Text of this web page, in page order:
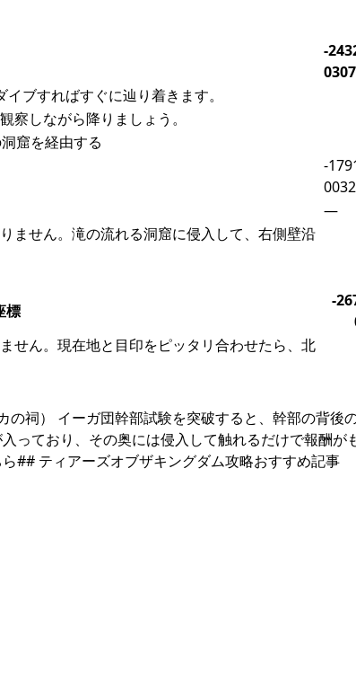
-
0307
ブすればすぐに辿り着きます。
察しながら降りましょう。
窟を経由する
-
0032
—
ません。滝の流れる洞窟に侵入して、右側壁沿
標
-
せん。現在地と目印をピッタリ合わせたら、北
の祠） イーガ団幹部試験を突破すると、幹部の背後
っており、その奥には侵入して触れるだけで報酬が
## ティアーズオブザキングダム攻略おすすめ記事